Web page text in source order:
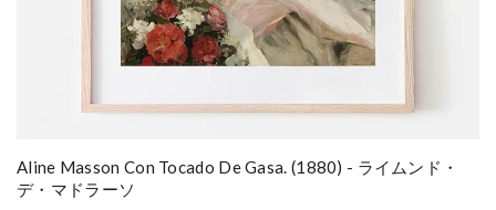
Aline Masson Con Tocado De Gasa. (1880) - ライムンド・
デ・マドラーソ